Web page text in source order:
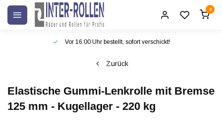
0
Vor 16:00 Uhr bestellt, sofort verschickt!
Zurück
Elastische Gummi-Lenkrolle mit Bremse
125 mm - Kugellager - 220 kg